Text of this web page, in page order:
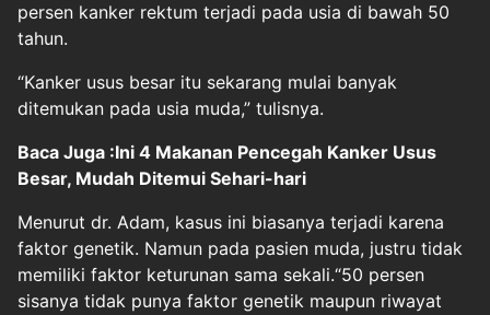
persen kanker rektum terjadi pada usia di bawah 50
tahun.
“Kanker usus besar itu sekarang mulai banyak
ditemukan pada usia muda,” tulisnya.
Baca Juga :Ini 4 Makanan Pencegah Kanker Usus
Besar, Mudah Ditemui Sehari-hari
Menurut dr. Adam, kasus ini biasanya terjadi karena
faktor genetik. Namun pada pasien muda, justru tidak
memiliki faktor keturunan sama sekali.“50 persen
sisanya tidak punya faktor genetik maupun riwayat